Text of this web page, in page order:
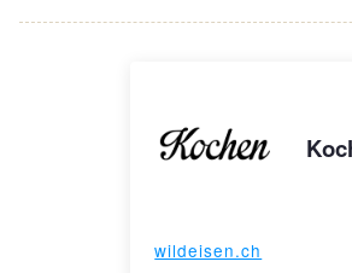
wildeisen.ch